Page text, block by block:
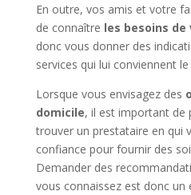
En outre, vos amis et votre
de connaître les besoins
donc vous donner des
services qui lui conviennent
Lorsque vous envisagez des
domicile, il est important de
trouver un prestataire en qui
confiance pour fournir des
Demander des
vous connaissez est donc un